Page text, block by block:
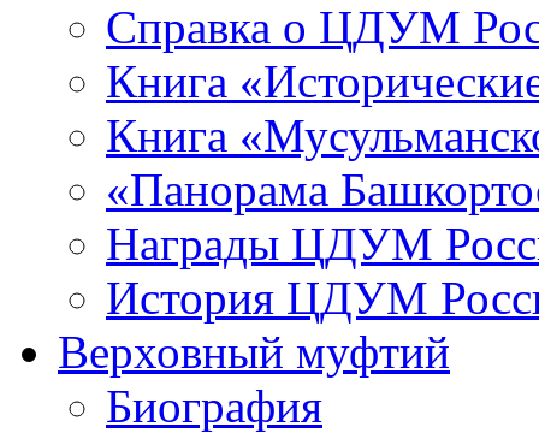
Справка о ЦДУМ
Книга
Книга
«Панорама
Награды ЦДУМ
История ЦДУМ
Верховный муфтий
Биография